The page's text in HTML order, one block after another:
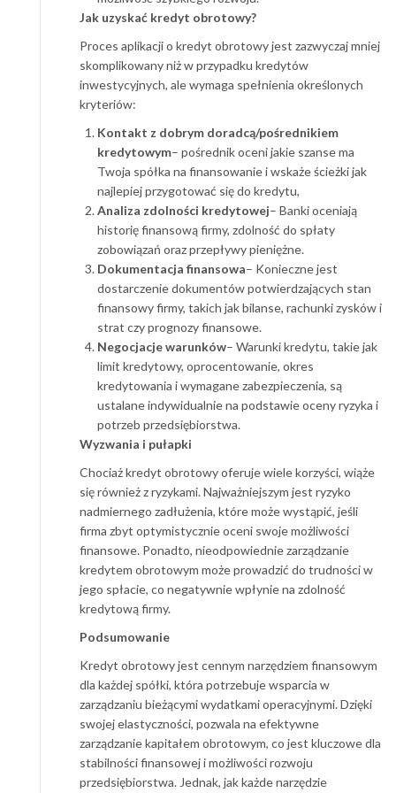
Jak uzyskać kredyt obrotowy?
Proces aplikacji o kredyt obrotowy jest zazwyczaj mniej
skomplikowany niż w przypadku kredytów
inwestycyjnych, ale wymaga spełnienia określonych
kryteriów:
Kontakt z dobrym doradcą/pośrednikiem
kredytowym– pośrednik oceni jakie szanse ma
Twoja spółka na finansowanie i wskaże ścieżki jak
najlepiej przygotować się do kredytu,
Analiza zdolności kredytowej– Banki oceniają
historię finansową firmy, zdolność do spłaty
zobowiązań oraz przepływy pieniężne.
Dokumentacja finansowa– Konieczne jest
dostarczenie dokumentów potwierdzających stan
finansowy firmy, takich jak bilanse, rachunki zysków i
strat czy prognozy finansowe.
Negocjacje warunków– Warunki kredytu, takie jak
limit kredytowy, oprocentowanie, okres
kredytowania i wymagane zabezpieczenia, są
ustalane indywidualnie na podstawie oceny ryzyka i
potrzeb przedsiębiorstwa.
Wyzwania i pułapki
Chociaż kredyt obrotowy oferuje wiele korzyści, wiąże
się również z ryzykami. Najważniejszym jest ryzyko
nadmiernego zadłużenia, które może wystąpić, jeśli
firma zbyt optymistycznie oceni swoje możliwości
finansowe. Ponadto, nieodpowiednie zarządzanie
kredytem obrotowym może prowadzić do trudności w
jego spłacie, co negatywnie wpłynie na zdolność
kredytową firmy.
Podsumowanie
Kredyt obrotowy jest cennym narzędziem finansowym
dla każdej spółki, która potrzebuje wsparcia w
zarządzaniu bieżącymi wydatkami operacyjnymi. Dzięki
swojej elastyczności, pozwala na efektywne
zarządzanie kapitałem obrotowym, co jest kluczowe dla
stabilności finansowej i możliwości rozwoju
przedsiębiorstwa. Jednak, jak każde narzędzie